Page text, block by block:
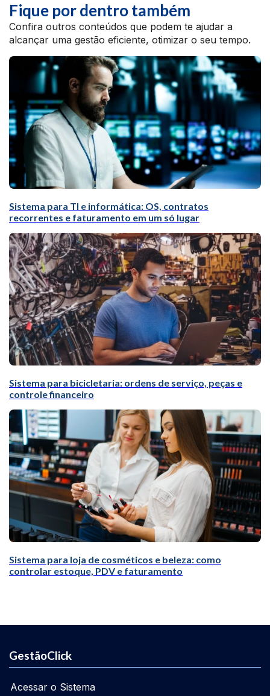
Fique por dentro também
Confira outros conteúdos que podem te ajudar a
alcançar uma gestão eficiente, otimizar o seu tempo.
Sistema para TI e informática: OS, contratos
recorrentes e faturamento em um só lugar
Sistema para bicicletaria: ordens de serviço, peças e
controle financeiro
Sistema para loja de cosméticos e beleza: como
controlar estoque, PDV e faturamento
GestãoClick
Acessar o Sistema